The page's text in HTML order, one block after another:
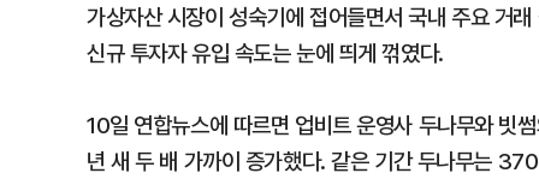
가상자산 시장이 성숙기에 접어들면서 국내 주요 거
신규 투자자 유입 속도는 눈에 띄게 꺾였다.
10일 연합뉴스에 따르면 업비트 운영사 두나무와
년 새 두 배 가까이 증가했다. 같은 기간 두나무는